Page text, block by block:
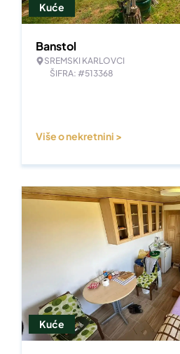
Kuće
Banstol
SREMSKI KARLOVCI
ŠIFRA: #513368
Više o nekretnini >
Kuće